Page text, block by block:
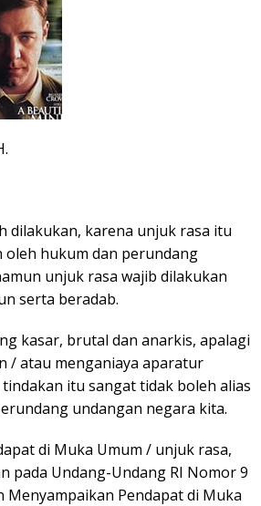
dilakukan, karena unjuk rasa itu
oleh hukum dan perundang
unjuk rasa wajib dilakukan
serta beradab.
kasar, brutal dan anarkis, apalagi
/ atau menganiaya aparatur
itu sangat tidak boleh alias
undangan negara kita.
di Muka Umum / unjuk rasa,
pada Undang-Undang RI Nomor 9
Pendapat di Muka